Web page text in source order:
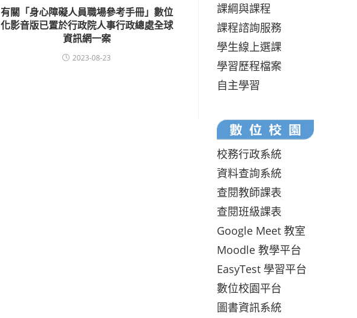
有關「身心障礙人員職場參考手冊」數位
化影音版已置於行政院人事行政總處全球
資訊網一案
2023-08-23
課綱與課程
課程諮詢服務
學生線上選課
學習歷程檔案
自主學習
校務行政系統
資料查詢系統
查閱教師課表
查閱班級課表
Google Meet 教室
Moodle 教學平台
EasyTest 學習平台
數位校園平台
圖書資訊系統